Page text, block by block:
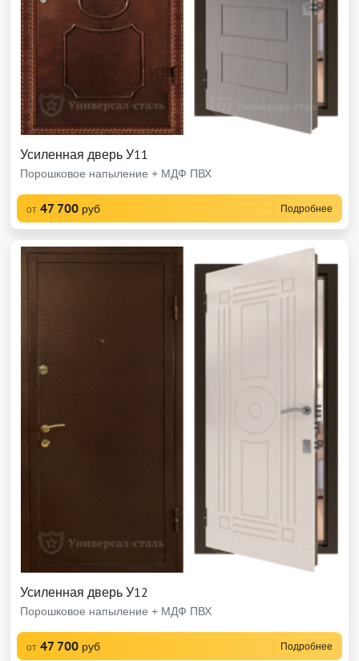
Усиленная дверь У11
Порошковое напыление + МДФ ПВХ
от 47 700 руб Подробнее
Усиленная дверь У12
Порошковое напыление + МДФ ПВХ
от 47 700 руб Подробнее